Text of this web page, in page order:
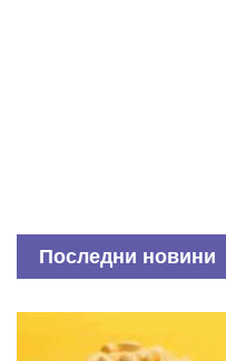
Последни новини